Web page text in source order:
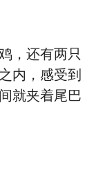
，还有两只
内，感受到
就夹着尾巴